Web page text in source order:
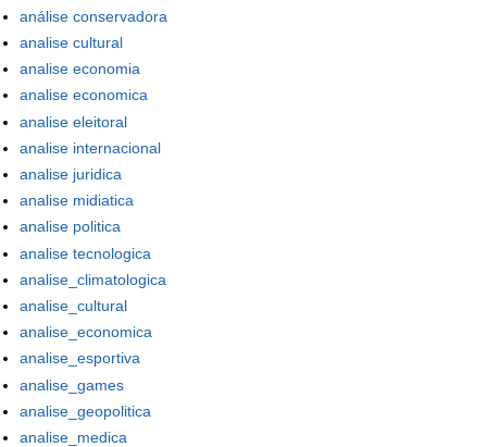
análise conservadora
analise cultural
analise economia
analise economica
analise eleitoral
analise internacional
analise juridica
analise midiatica
analise politica
analise tecnologica
analise_climatologica
analise_cultural
analise_economica
analise_esportiva
analise_games
analise_geopolitica
analise_medica